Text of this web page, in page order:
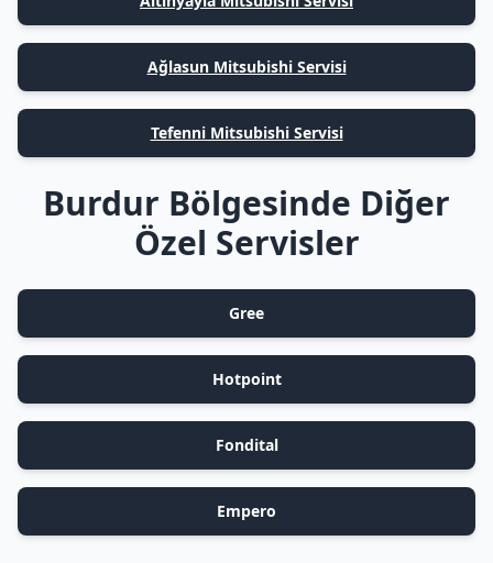
Ağlasun Mitsubishi Servisi
Tefenni Mitsubishi Servisi
Burdur Bölgesinde Diğer
Özel Servisler
Gree
Hotpoint
Fondital
Empero